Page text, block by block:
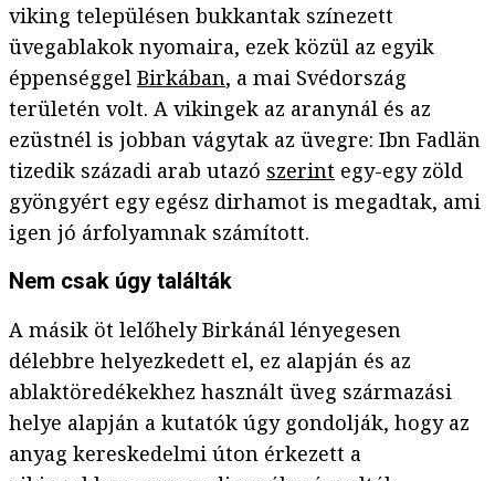
viking településen bukkantak színezett
üvegablakok nyomaira, ezek közül az egyik
éppenséggel Birkában, a mai Svédország
területén volt. A vikingek az aranynál és az
ezüstnél is jobban vágytak az üvegre: Ibn Fadlän
tizedik századi arab utazó szerint egy-egy zöld
gyöngyért egy egész dirhamot is megadtak, ami
igen jó árfolyamnak számított.
Nem csak úgy találták
A másik öt lelőhely Birkánál lényegesen
délebbre helyezkedett el, ez alapján és az
ablaktöredékekhez használt üveg származási
helye alapján a kutatók úgy gondolják, hogy az
anyag kereskedelmi úton érkezett a